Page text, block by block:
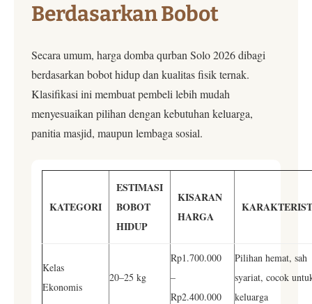
Berdasarkan Bobot
Secara umum, harga domba qurban Solo 2026 dibagi
berdasarkan bobot hidup dan kualitas fisik ternak.
Klasifikasi ini membuat pembeli lebih mudah
menyesuaikan pilihan dengan kebutuhan keluarga,
panitia masjid, maupun lembaga sosial.
KATEGORI
ESTIMASI
BOBOT
HIDUP
KISARAN
HARGA
Kelas
Ekonomis
20–25 kg
Rp1.700.000
–
Rp2.400.000
Pilihan hemat, sah
syariat, cocok
keluarga